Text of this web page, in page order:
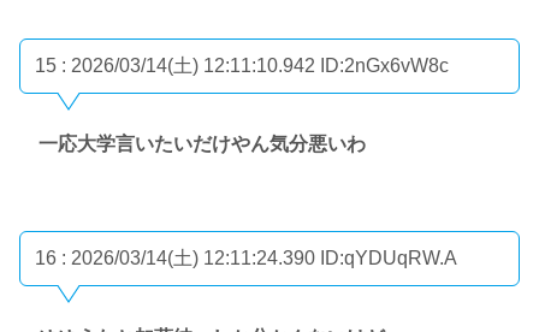
15 : 2026/03/14(土) 12:11:10.942 ID:2nGx6vW8c
一応大学言いたいだけやん気分悪いわ
16 : 2026/03/14(土) 12:11:24.390 ID:qYDUqRW.A